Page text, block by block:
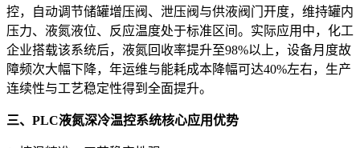
控，自动调节储罐增压阀、泄压阀与供液阀门开度，维持罐内
压力、液氮液位、反应温度处于标准区间。实际应用中，化工
企业搭载该系统后，液氮回收率提升至98%以上，设备月度故
障频次大幅下降，年运维与能耗成本降幅可达40%左右，生产
连续性与工艺稳定性得到全面提升。
三、PLC液氮深冷温控系统核心应用优势